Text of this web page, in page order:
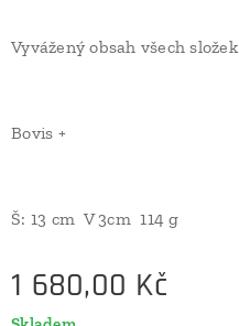
Vyvážený obsah všech složek
Bovis +
Š: 13 cm V 3cm 114 g
1 680,00 Kč